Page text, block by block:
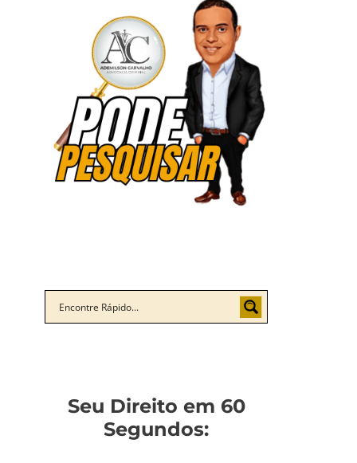
Seu Direito em 60
Segundos: